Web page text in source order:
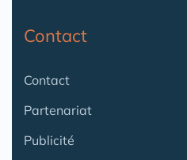
Contact
Contact
Partenariat
Publicité